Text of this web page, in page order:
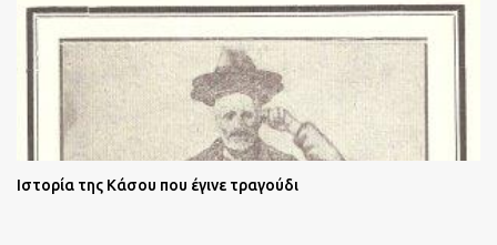
Ιστορία της Κάσου που έγινε τραγούδι